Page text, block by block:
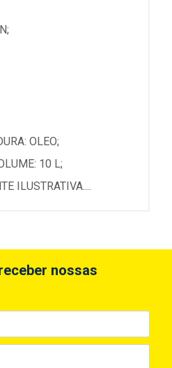
OLEO;
10 L;
ILUSTRATIVA....
nossas